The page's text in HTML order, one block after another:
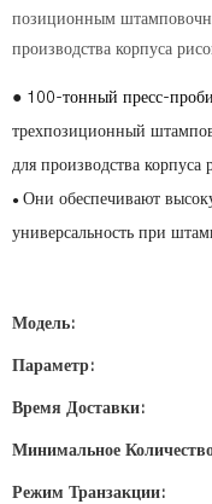
позиционным
производства корпуса
● 100-тонный пресс-
трехпозиционный
для производства корпуса
● Они обеспечивают
универсальность при
Модель:
Параметр:
Время Доставки:
Минимальное
Режим Транзакции: